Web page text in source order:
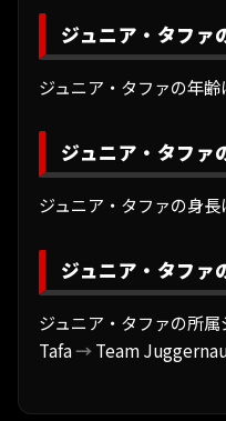
ジュニア・タファ
ジュニア・タファの年齢
ジュニア・タファ
ジュニア・タファの身長
ジュニア・タファ
ジュニア・タファの所
Tafa→Team